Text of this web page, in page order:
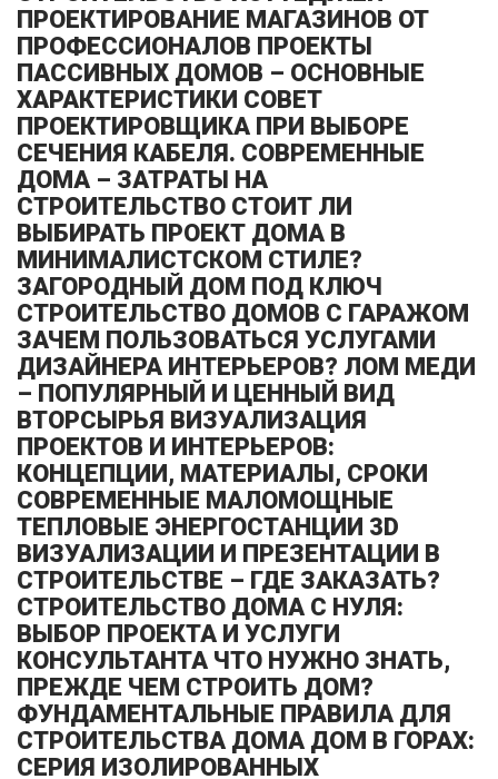
ПРОЕКТИРОВАНИЕ МАГАЗИНОВ ОТ
ПРОФЕССИОНАЛОВ ПРОЕКТЫ
ПАССИВНЫХ ДОМОВ – ОСНОВНЫЕ
ХАРАКТЕРИСТИКИ СОВЕТ
ПРОЕКТИРОВЩИКА ПРИ ВЫБОРЕ
СЕЧЕНИЯ КАБЕЛЯ. СОВРЕМЕННЫЕ
ДОМА – ЗАТРАТЫ НА
СТРОИТЕЛЬСТВО СТОИТ ЛИ
ВЫБИРАТЬ ПРОЕКТ ДОМА В
МИНИМАЛИСТСКОМ СТИЛЕ?
ЗАГОРОДНЫЙ ДОМ ПОД КЛЮЧ
СТРОИТЕЛЬСТВО ДОМОВ С ГАРАЖОМ
ЗАЧЕМ ПОЛЬЗОВАТЬСЯ УСЛУГАМИ
ДИЗАЙНЕРА ИНТЕРЬЕРОВ? ЛОМ МЕДИ
– ПОПУЛЯРНЫЙ И ЦЕННЫЙ ВИД
ВТОРСЫРЬЯ ВИЗУАЛИЗАЦИЯ
ПРОЕКТОВ И ИНТЕРЬЕРОВ:
КОНЦЕПЦИИ, МАТЕРИАЛЫ, СРОКИ
СОВРЕМЕННЫЕ МАЛОМОЩНЫЕ
ТЕПЛОВЫЕ ЭНЕРГОСТАНЦИИ 3D
ВИЗУАЛИЗАЦИИ И ПРЕЗЕНТАЦИИ В
СТРОИТЕЛЬСТВЕ – ГДЕ ЗАКАЗАТЬ?
СТРОИТЕЛЬСТВО ДОМА С НУЛЯ:
ВЫБОР ПРОЕКТА И УСЛУГИ
КОНСУЛЬТАНТА ЧТО НУЖНО ЗНАТЬ,
ПРЕЖДЕ ЧЕМ СТРОИТЬ ДОМ?
ФУНДАМЕНТАЛЬНЫЕ ПРАВИЛА ДЛЯ
СТРОИТЕЛЬСТВА ДОМА ДОМ В ГОРАХ:
СЕРИЯ ИЗОЛИРОВАННЫХ